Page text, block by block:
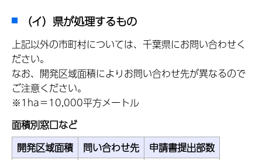
（イ）県が処理するもの
上記以外の市町村については、千葉県にお問い合わせく
ださい。
なお、開発区域面積によりお問い合わせ先が異なるので
ご注意ください。
※1ha＝10,000平方メートル
面積別窓口など
開発区域面積
問い合わせ先
申請書提出部数